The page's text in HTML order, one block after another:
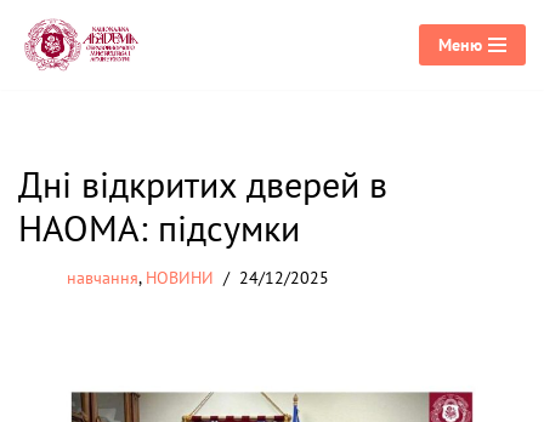
Перейти
Меню
Дні відкритих дверей в
НАОМА: підсумки
навчання, НОВИНИ 24/12/2025